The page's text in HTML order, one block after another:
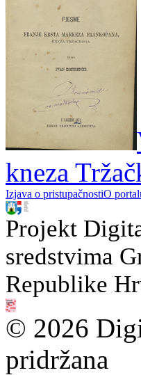
kneza
Izjava o pristupačnostiO
Projekt
sredstvima
Republike
© 2026
pridržana